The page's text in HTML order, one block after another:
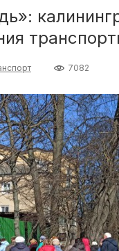
7082